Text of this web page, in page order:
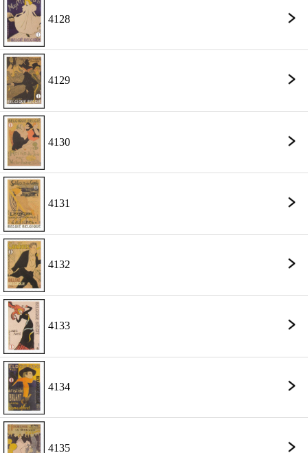
4128
4129
4130
4131
4132
4133
4134
4135